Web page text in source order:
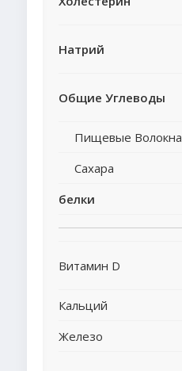
Натрий
Общие Углеводы
Пищевые Волокна
Сахара
белки
Витамин D
Кальций
Железо